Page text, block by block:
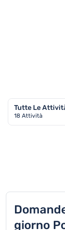
Tutte Le
18 Attività
giorno